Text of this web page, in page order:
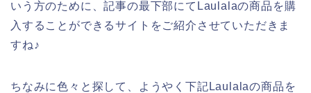
いう方のために、記事の最下部にてLaulalaの商品を購
入することができるサイトをご紹介させていただきま
すね♪
ちなみに色々と探して、ようやく下記Laulalaの商品を